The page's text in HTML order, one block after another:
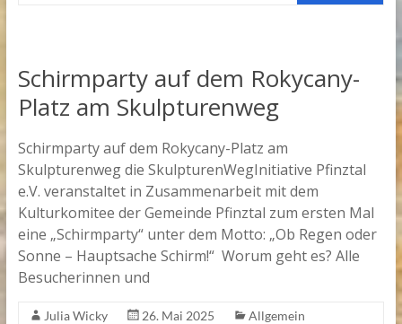
Schirmparty auf dem Rokycany-
Platz am Skulpturenweg
Schirmparty auf dem Rokycany-Platz am
Skulpturenweg die SkulpturenWegInitiative Pfinztal
e.V. veranstaltet in Zusammenarbeit mit dem
Kulturkomitee der Gemeinde Pfinztal zum ersten Mal
eine „Schirmparty“ unter dem Motto: „Ob Regen oder
Sonne – Hauptsache Schirm!“ Worum geht es? Alle
Besucherinnen und
Julia Wicky 26. Mai 2025 Allgemein